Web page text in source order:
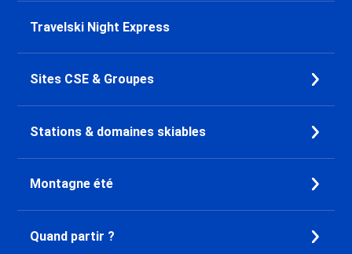
Travelski Night Express
Sites CSE & Groupes
Stations & domaines skiables
Montagne été
Quand partir ?